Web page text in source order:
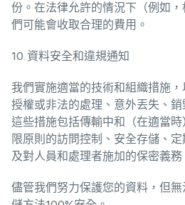
份。在法律允許的情況下（例如
們可能會收取合理的費用。
10. 資料安全和違規通知
我們實施適當的技術和組織措施
授權或非法的處理、意外丟失、
這些措施包括傳輸中和（在適當
限原則的訪問控制、安全存儲、
及對人員和處理者施加的保密義務
儘管我們努力保護您的資料，但